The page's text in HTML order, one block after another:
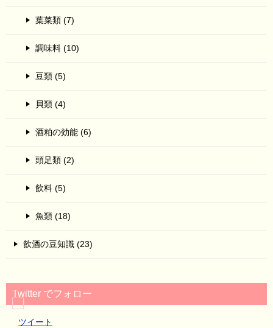
葉菜類 (7)
調味料 (10)
豆類 (5)
貝類 (4)
酒粕の効能 (6)
頭足類 (2)
飲料 (5)
魚類 (18)
飲酒の豆知識 (23)
Twitter でフォロー
ツイート